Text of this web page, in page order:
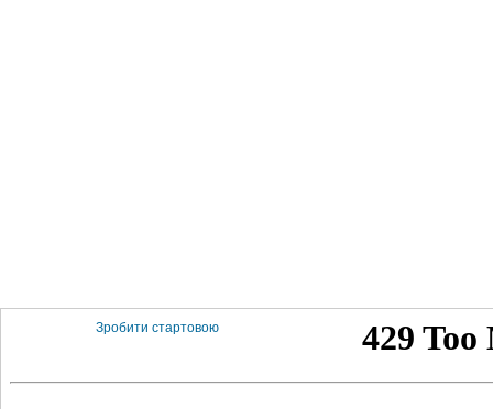
Зробити стартовою